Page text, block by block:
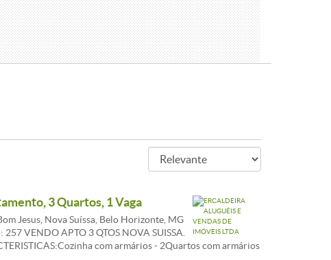
3 Quartos, 1 Vaga
Jesus, Nova Suíssa, Belo Horizonte, MG
257 VENDO APTO 3 QTOS NOVA SUISSA.
com armários - 2Quartos com armários